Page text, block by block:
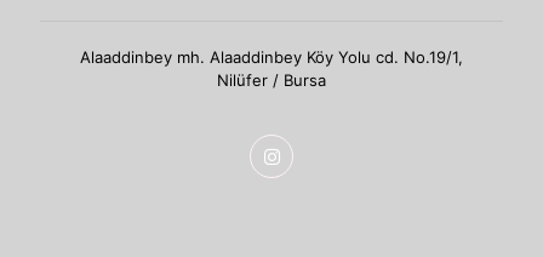
Alaaddinbey mh. Alaaddinbey Köy Yolu cd. No.19/1,
Nilüfer / Bursa